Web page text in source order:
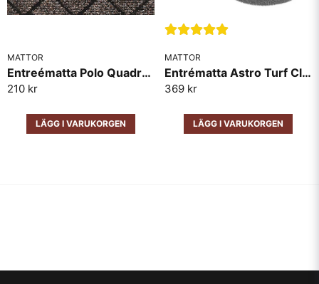
MATTOR
Entreématta Polo Quadro Metervara
210 kr
LÄGG I VARUKORGEN
MATTOR
Entrématta Astro Turf Classic Metervara
369 kr
LÄGG I VARUKORGEN
Skicka fråga